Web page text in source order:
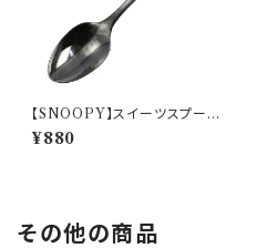
【SNOOPY】スイーツスプーン
(パペットショー)【SN3200】SN
3202-850
¥880
その他の商品